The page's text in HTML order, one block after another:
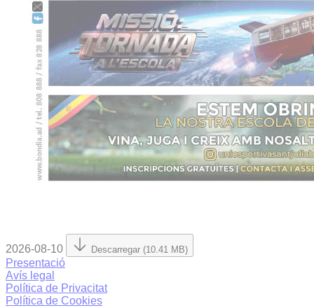
2026-08-10 Descarregar (10.41 MB)
Presentació
Avís legal
Política de Privacitat
Política de Cookies